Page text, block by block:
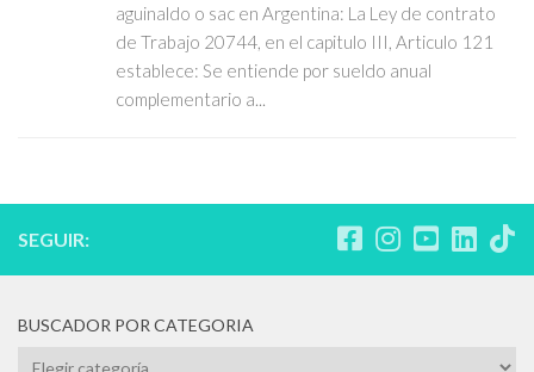
aguinaldo o sac en Argentina: La Ley de contrato
de Trabajo 20744, en el capitulo III, Articulo 121
establece: Se entiende por sueldo anual
complementario a...
SEGUIR:
BUSCADOR POR CATEGORIA
BUSCADOR